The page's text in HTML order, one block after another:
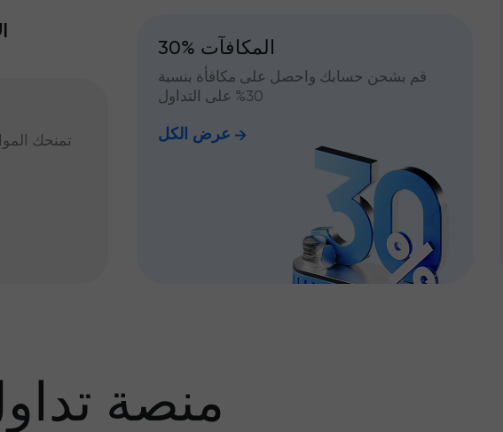
تمنحك
30% المكافآت
قم بشحن حسابك واحصل على مكافأة بنسبة
30% على التداول
عرض الكل
منصة